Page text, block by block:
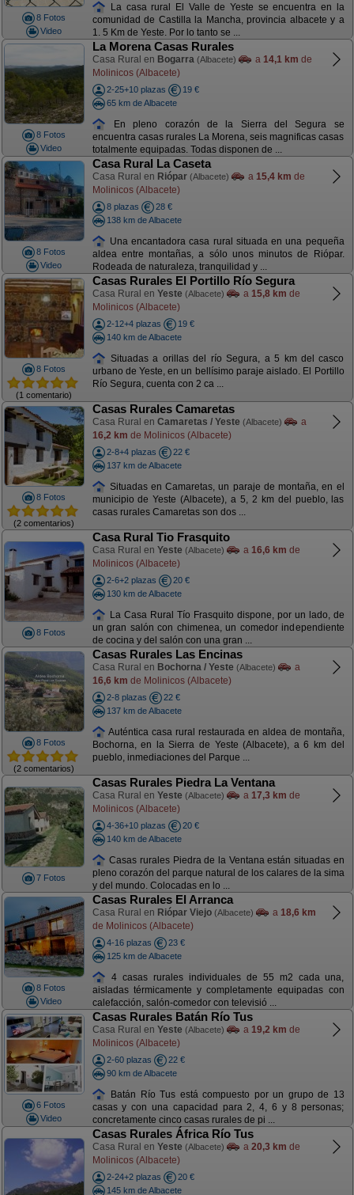
8 Fotos
Video
La casa rural El Valle de Yeste se encuentra en la
comunidad de Castilla la Mancha, provincia albacete y a
1. 5 Km de Yeste. Por lo tanto se ...
8 Fotos
Video
La Morena Casas Rurales
Casa Rural en Bogarra (Albacete) a 14,1 km de
Molinicos (Albacete)
2-25+10 plazas
19 €
65 km de Albacete
En pleno corazón de la Sierra del Segura se
encuentra casas rurales La Morena, seis magnificas casas
totalmente equipadas. Todas disponen de ...
8 Fotos
Video
Casa Rural La Caseta
Casa Rural en Riópar (Albacete) a 15,4 km de
Molinicos (Albacete)
8 plazas
28 €
138 km de Albacete
Una encantadora casa rural situada en una pequeña
aldea entre montañas, a sólo unos minutos de Riópar.
Rodeada de naturaleza, tranquilidad y ...
8 Fotos
(1 comentario)
Casas Rurales El Portillo Río Segura
Casa Rural en Yeste (Albacete) a 15,8 km de
Molinicos (Albacete)
2-12+4 plazas
19 €
140 km de Albacete
Situadas a orillas del río Segura, a 5 km del casco
urbano de Yeste, en un bellísimo paraje aislado. El Portillo
Río Segura, cuenta con 2 ca ...
8 Fotos
(2 comentarios)
Casas Rurales Camaretas
Casa Rural en Camaretas / Yeste (Albacete)
a
16,2 km de Molinicos (Albacete)
2-8+4 plazas
22 €
137 km de Albacete
Situadas en Camaretas, un paraje de montaña, en el
municipio de Yeste (Albacete), a 5, 2 km del pueblo, las
casas rurales Camaretas son dos ...
8 Fotos
Casa Rural Tio Frasquito
Casa Rural en Yeste (Albacete) a 16,6 km de
Molinicos (Albacete)
2-6+2 plazas
20 €
130 km de Albacete
La Casa Rural Tío Frasquito dispone, por un lado, de
un gran salón con chimenea, un comedor independiente
de cocina y del salón con una gran ...
8 Fotos
(2 comentarios)
Casas Rurales Las Encinas
Casa Rural en Bochorna / Yeste (Albacete)
a
16,6 km de Molinicos (Albacete)
2-8 plazas
22 €
137 km de Albacete
Auténtica casa rural restaurada en aldea de montaña,
Bochorna, en la Sierra de Yeste (Albacete), a 6 km del
pueblo, inmediaciones del Parque ...
7 Fotos
Casas Rurales Piedra La Ventana
Casa Rural en Yeste (Albacete) a 17,3 km de
Molinicos (Albacete)
4-36+10 plazas
20 €
140 km de Albacete
Casas rurales Piedra de la Ventana están situadas en
pleno corazón del parque natural de los calares de la sima
y del mundo. Colocadas en lo ...
8 Fotos
Video
Casas Rurales El Arranca
Casa Rural en Riópar Viejo (Albacete) a 18,6 km
de Molinicos (Albacete)
4-16 plazas
23 €
125 km de Albacete
4 casas rurales individuales de 55 m2 cada una,
aisladas térmicamente y completamente equipadas con
calefacción, salón-comedor con televisió ...
6 Fotos
Video
Casas Rurales Batán Río Tus
Casa Rural en Yeste (Albacete) a 19,2 km de
Molinicos (Albacete)
2-60 plazas
22 €
90 km de Albacete
Batán Río Tus está compuesto por un grupo de 13
casas y con una capacidad para 2, 4, 6 y 8 personas;
concretamente cinco casas rurales de pi ...
Casas Rurales África Río Tus
Casa Rural en Yeste (Albacete) a 20,3 km de
Molinicos (Albacete)
2-24+2 plazas
20 €
145 km de Albacete